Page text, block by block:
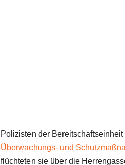
Polizisten der
Überwachungs- und
flüchteten sie über die